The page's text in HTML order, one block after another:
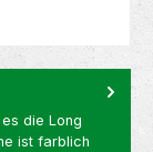
die Long
ist farblich